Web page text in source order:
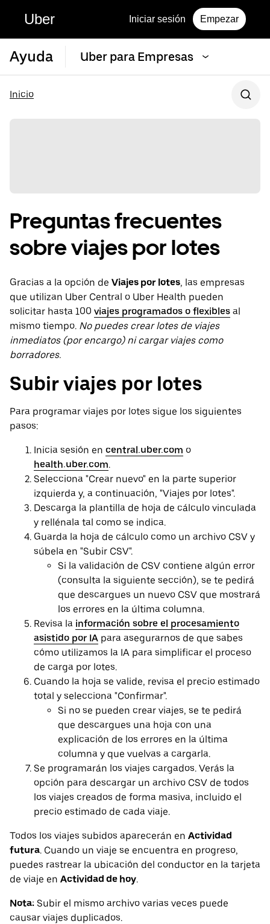
Uber Iniciar sesión Empezar
Ayuda Uber para Empresas
Inicio
Preguntas frecuentes
sobre viajes por lotes
Gracias a la opción de Viajes por lotes, las empresas
que utilizan Uber Central o Uber Health pueden
solicitar hasta 100 viajes programados o flexibles al
mismo tiempo. No puedes crear lotes de viajes
inmediatos (por encargo) ni cargar viajes como
borradores.
Subir viajes por lotes
Para programar viajes por lotes sigue los siguientes
pasos:
Inicia sesión en central.uber.com o
health.uber.com.
Selecciona "Crear nuevo" en la parte superior
izquierda y, a continuación, "Viajes por lotes".
Descarga la plantilla de hoja de cálculo vinculada
y rellénala tal como se indica.
Guarda la hoja de cálculo como un archivo CSV y
súbela en "Subir CSV".
Si la validación de CSV contiene algún error
(consulta la siguiente sección), se te pedirá
que descargues un nuevo CSV que mostrará
los errores en la última columna.
Revisa la información sobre el procesamiento
asistido por IA para asegurarnos de que sabes
cómo utilizamos la IA para simplificar el proceso
de carga por lotes.
Cuando la hoja se valide, revisa el precio estimado
total y selecciona "Confirmar".
Si no se pueden crear viajes, se te pedirá
que descargues una hoja con una
explicación de los errores en la última
columna y que vuelvas a cargarla.
Se programarán los viajes cargados. Verás la
opción para descargar un archivo CSV de todos
los viajes creados de forma masiva, incluido el
precio estimado de cada viaje.
Todos los viajes subidos aparecerán en Actividad
futura. Cuando un viaje se encuentra en progreso,
puedes rastrear la ubicación del conductor en la tarjeta
de viaje en Actividad de hoy.
Nota: Subir el mismo archivo varias veces puede
causar viajes duplicados.